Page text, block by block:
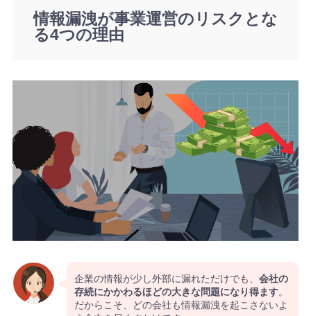
情報漏洩が事業運営のリスクとな
る4つの理由
企業の情報が少し外部に漏れただけでも、 会社の
存続にかかわるほどの大きな問題になり得ます。
だからこそ、どの会社も情報漏洩を起こさないよ